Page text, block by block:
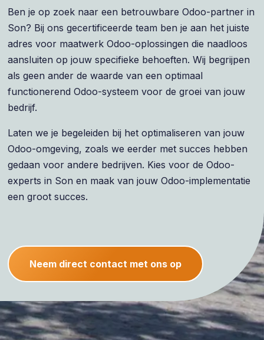
Ben je op zoek naar een betrouwbare Odoo-partner in
Son? Bij ons gecertificeerde team ben je aan het juiste
adres voor maatwerk Odoo-oplossingen die naadloos
aansluiten op jouw specifieke behoeften. Wij begrijpen
als geen ander de waarde van een optimaal
functionerend Odoo-systeem voor de groei van jouw
bedrijf.
Laten we je begeleiden bij het optimaliseren van jouw
Odoo-omgeving, zoals we eerder met succes hebben
gedaan voor andere bedrijven. Kies voor de Odoo-
experts in Son en maak van jouw Odoo-implementatie
een groot succes.
Neem direct contact met ons op